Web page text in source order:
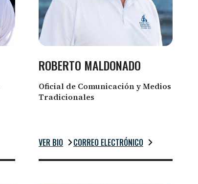
ROBERTO MALDONADO
Oficial de Comunicación y Medios
Tradicionales
VER BIO CORREO ELECTRÓNICO